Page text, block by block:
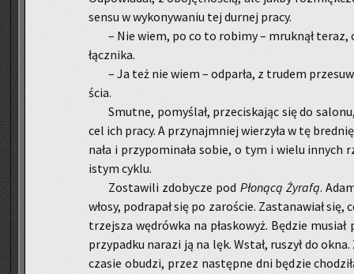
sensu w wy­ko­ny­wa­niu tej dur­nej pracy.
– Nie wiem, po co to ro­bi­my – mruk­nął
łącz­ni­ka.
– Ja też nie wiem – od­par­ła, z tru­dem
ścia.
Smut­ne, po­my­ślał, prze­ci­ska­jąc się do
cel ich pracy. A przy­naj­mniej wie­rzy­ła w tę
na­ła i przy­po­mi­na­ła sobie, o tym i wielu in­nych
istym cyklu.
Zo­sta­wi­li zdo­by­cze pod Pło­ną­cą Ży­ra­fą.
włosy, po­dra­pał się po za­ro­ście. Za­sta­na­wiał
trzej­sza wę­drów­ka na pła­sko­wyż. Bę­dzie
przy­pad­ku na­ra­zi ją na lęk. Wstał, ru­szył do
cza­sie obu­dzi, przez na­stęp­ne dni bę­dzie